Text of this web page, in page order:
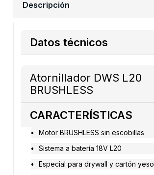
Descripción
Datos técnicos
Atornillador DWS L20
BRUSHLESS
CARACTERÍSTICAS
Motor BRUSHLESS sin escobillas
Sistema a batería 18V L20
Especial para drywall y cartón yeso